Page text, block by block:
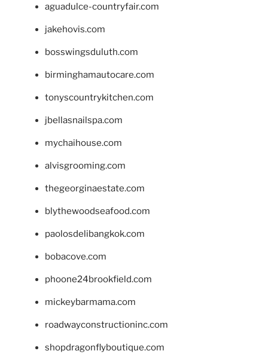
aguadulce-countryfair.com
jakehovis.com
bosswingsduluth.com
birminghamautocare.com
tonyscountrykitchen.com
jbellasnailspa.com
mychaihouse.com
alvisgrooming.com
thegeorginaestate.com
blythewoodseafood.com
paolosdelibangkok.com
bobacove.com
phoone24brookfield.com
mickeybarmama.com
roadwayconstructioninc.com
shopdragonflyboutique.com